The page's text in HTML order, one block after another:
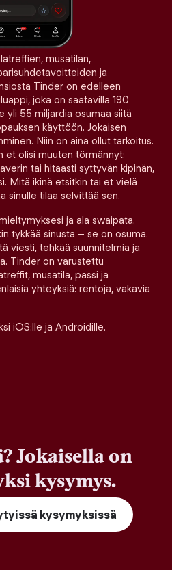
musatilan,
ja
Tinder on edelleen
joka on saatavilla 190
yli 55 miljardia osumaa siitä
käyttöön. Jokaisen
Niin on aina ollut tarkoitus.
et olisi muuten törmännyt:
tai hitaasti syttyvän kipinän,
Mitä ikinä etsitkin tai et vielä
sinulle tilaa selvittää sen.
ja ala swaipata.
tykkää sinusta – se on osuma.
viesti, tehkää suunnitelmia ja
Tinder on varustettu
musatila, passi ja
yhteyksiä: rentoja, vakavia
iOS:lle ja Androidille.
Jokaisella on
kysymys.
kysymyksissä